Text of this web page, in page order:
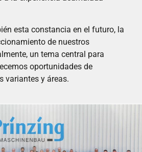
esta constancia en el futuro, la
de nuestros
un tema central para
oportunidades de
variantes y áreas.